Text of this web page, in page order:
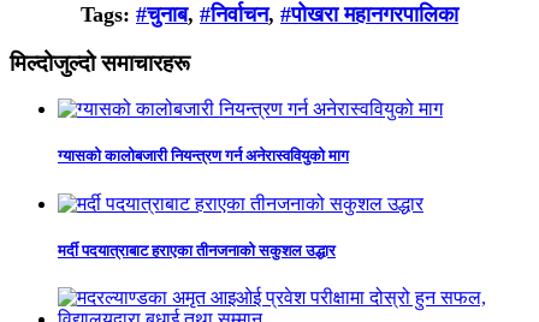
Tags: #चुनाब, #निर्वाचन, #पोखरा महानगरपालिका
मिल्दोजुल्दो समाचारहरू
ग्यासको कालोबजारी नियन्त्रण गर्न अनेरास्ववियुको माग
मर्दी पदयात्राबाट हराएका तीनजनाको सकुशल उद्धार